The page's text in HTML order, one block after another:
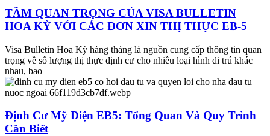
TẦM QUAN TRỌNG CỦA VISA BULLETIN
HOA KỲ VỚI CÁC ĐƠN XIN THỊ THỰC EB-5
Visa Bulletin Hoa Kỳ hàng tháng là nguồn cung cấp thông tin quan
trọng về số lượng thị thực định cư cho nhiều loại hình di trú khác
nhau, bao
Định Cư Mỹ Diện EB5: Tổng Quan Và Quy Trình
Cần Biết